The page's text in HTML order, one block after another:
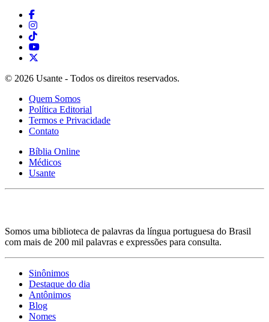
© 2026 Usante - Todos os direitos reservados.
Quem Somos
Política Editorial
Termos e Privacidade
Contato
Bíblia Online
Médicos
Usante
Somos uma biblioteca de palavras da língua portuguesa do Brasil
com mais de 200 mil palavras e expressões para consulta.
Sinônimos
Destaque do dia
Antônimos
Blog
Nomes